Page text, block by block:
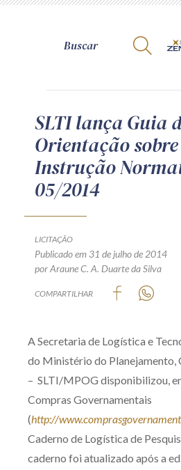
A Zênite
Como publicar
Site da
Guia de Direitos dos
Encarregado
Zênite Fácil
Zênite Play
Orientação por
Mentoria
SLTI lança Guia
Orientação
Instrução
05/2014
LICITAÇÃO
Publicado em 31 de julho de 2014
por Araune C. A. Duarte da Silva
COMPARTILHAR
A Secretaria de Logística e
do Ministério do Planejamento,
– SLTI/MPOG disponibilizou,
Compras Governamentais
(http://
Caderno de Logística de
caderno foi atualizado após a